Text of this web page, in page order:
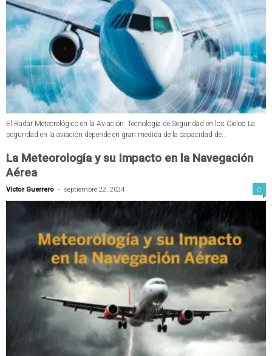
El Radar Meteorológico en la Aviación: Tecnología de Seguridad en los Cielos La
seguridad en la aviación depende en gran medida de la capacidad de...
La Meteorología y su Impacto en la Navegación
Aérea
Victor Guerrero - septiembre 22, 2024 0